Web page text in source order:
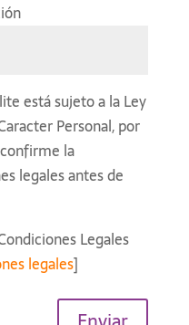
está sujeto a la Ley
Personal, por
la
legales antes de
Legales
legales]